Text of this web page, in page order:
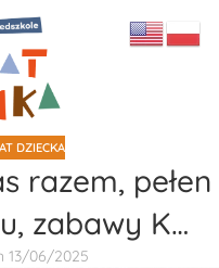
DZIECKA
razem, pełen
zabawy K…
13/06/2025